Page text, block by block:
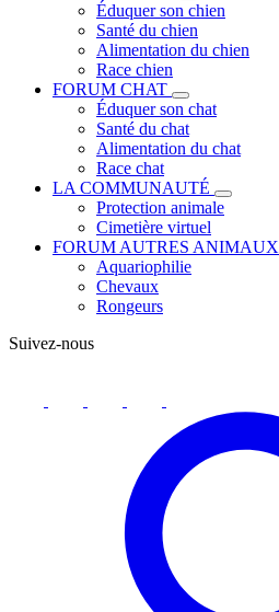
Éduquer son chien
Santé du chien
Alimentation du chien
Race chien
FORUM CHAT
Éduquer son chat
Santé du chat
Alimentation du chat
Race chat
LA COMMUNAUTÉ
Protection animale
Cimetière virtuel
FORUM AUTRES ANIMAUX
Aquariophilie
Chevaux
Rongeurs
Suivez-nous